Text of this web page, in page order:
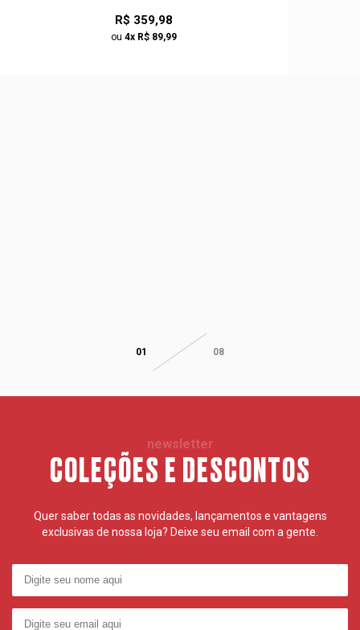
R$ 359,98
ou 4x R$ 89,99
01 08
newsletter
COLEÇÕES E DESCONTOS
Quer saber todas as novidades, lançamentos e vantagens
exclusivas de nossa loja? Deixe seu email com a gente.